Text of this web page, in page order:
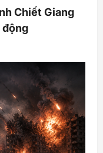
Chiết Giang
động